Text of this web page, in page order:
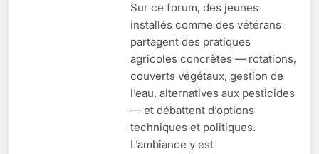
Découvrez notre test d’orientation
gratuit spécialement conçu pour
collégiens et lycéens
4 Mois Ago
Liste complète des marques
rezoactif.com à connaître en 2025
4 Mois Ago
Sur ce forum, des jeunes
installés comme des vétérans
partagent des pratiques
agricoles concrètes — rotations,
couverts végétaux, gestion de
l’eau, alternatives aux pesticides
— et débattent d’options
techniques et politiques.
L’ambiance y est